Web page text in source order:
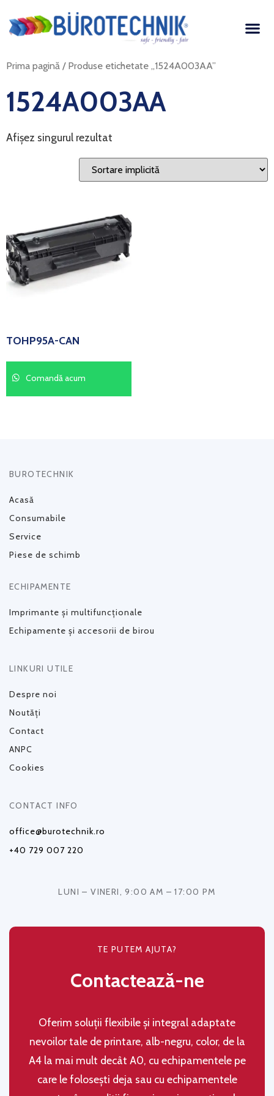
Prima pagină / Produse etichetate „1524A003AA”
1524A003AA
Afișez singurul rezultat
TOHP95A-CAN
Comandă acum
BUROTECHNIK
Acasă
Consumabile
Service
Piese de schimb
ECHIPAMENTE
Imprimante și multifuncționale
Echipamente și accesorii de birou
LINKURI UTILE
Despre noi
Noutăți
Contact
ANPC
Cookies
CONTACT INFO
office@burotechnik.ro
+40 729 007 220
LUNI – VINERI, 9:00 AM – 17:00 PM
TE PUTEM AJUTA?
Contactează-ne
Oferim soluţii flexibile şi integral adaptate
nevoilor tale de printare, alb-negru, color, de la
A4 la mai mult decât A0, cu echipamentele pe
care le folosești deja sau cu echipamentele